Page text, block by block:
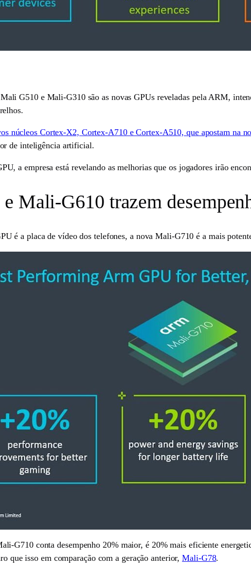
G510 e Mali-G310 são as novas GPUs reveladas pela ARM,
núcleos Cortex-X2, Cortex-A710 e Cortex-A510, que apostam na
de inteligência artificial.
a empresa está revelando as melhorias que os jogadores irão
Mali-G610 trazem
é a placa de vídeo dos telefones, a nova Mali-G710 é a mais
G710 conta desempenho 20% maior, é 20% mais eficiente
que isso em comparação com a geração anterior,Mali-G78.